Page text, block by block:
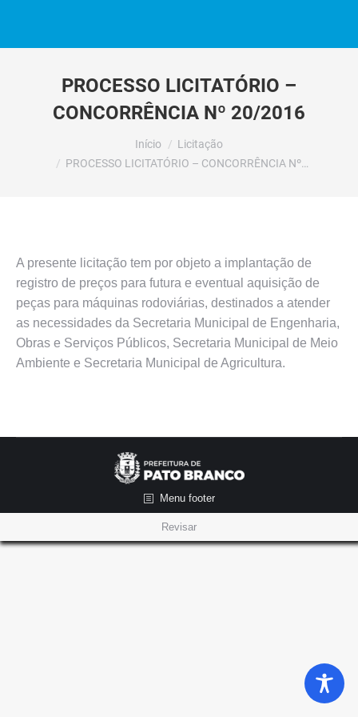
PROCESSO LICITATÓRIO –
CONCORRÊNCIA Nº 20/2016
Início
Licitação
PROCESSO LICITATÓRIO – CONCORRÊNCIA Nº…
A presente licitação tem por objeto a implantação de
registro de preços para futura e eventual aquisição de
peças para máquinas rodoviárias, destinados a atender
as necessidades da Secretaria Municipal de Engenharia,
Obras e Serviços Públicos, Secretaria Municipal de Meio
Ambiente e Secretaria Municipal de Agricultura.
Menu footer
Revisar